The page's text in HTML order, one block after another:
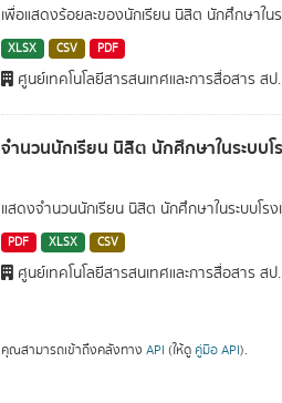
เพื่อแสดงร้อยละของนักเรียน นิสิต นักศึกษาใน
XLSX CSV PDF
ศูนย์เทคโนโลยีสารสนเทศและการสื่อสาร ส
จำนวนนักเรียน นิสิต นักศึกษาในระบบโ
แสดงจำนวนนักเรียน นิสิต นักศึกษาในระบบโร
PDF XLSX CSV
ศูนย์เทคโนโลยีสารสนเทศและการสื่อสาร ส
คุณสามารถเข้าถึงคลังทาง API (ให้ดู คู่มือ API).